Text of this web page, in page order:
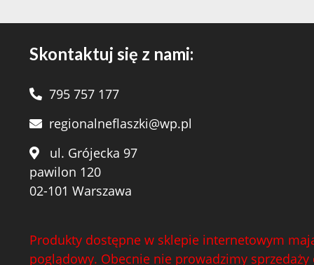
Skontaktuj się z nami:
795 757 177
regionalneflaszki@wp.pl
ul. Grójecka 97
pawilon 120
02-101 Warszawa
Produkty dostępne w sklepie internetowym
poglądowy. Obecnie nie prowadzimy sprzedaży